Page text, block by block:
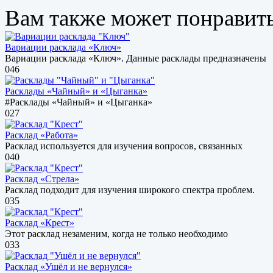
Вам также может
Вариации расклада «Ключ»
Вариации расклада «Ключ». Данные расклады предназначены
046
Расклады «Чайный» и «Цыганка»
#Расклады «Чайный» и «Цыганка»
027
Расклад «Работа»
Расклад используется для изучения вопросов, связанных
040
Расклад «Стрела»
Расклад подходит для изучения широкого спектра проблем.
035
Расклад «Крест»
Этот расклад незаменим, когда не только необходимо
033
Расклад «Ушёл и не вернулся»